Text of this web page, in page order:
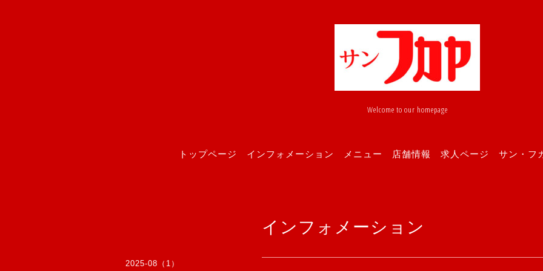
Welcome to our homepage
トップページ インフォメーション メニュー 店舗情報 求人ページ サン・フ
インフォメーション
2025-08（1）